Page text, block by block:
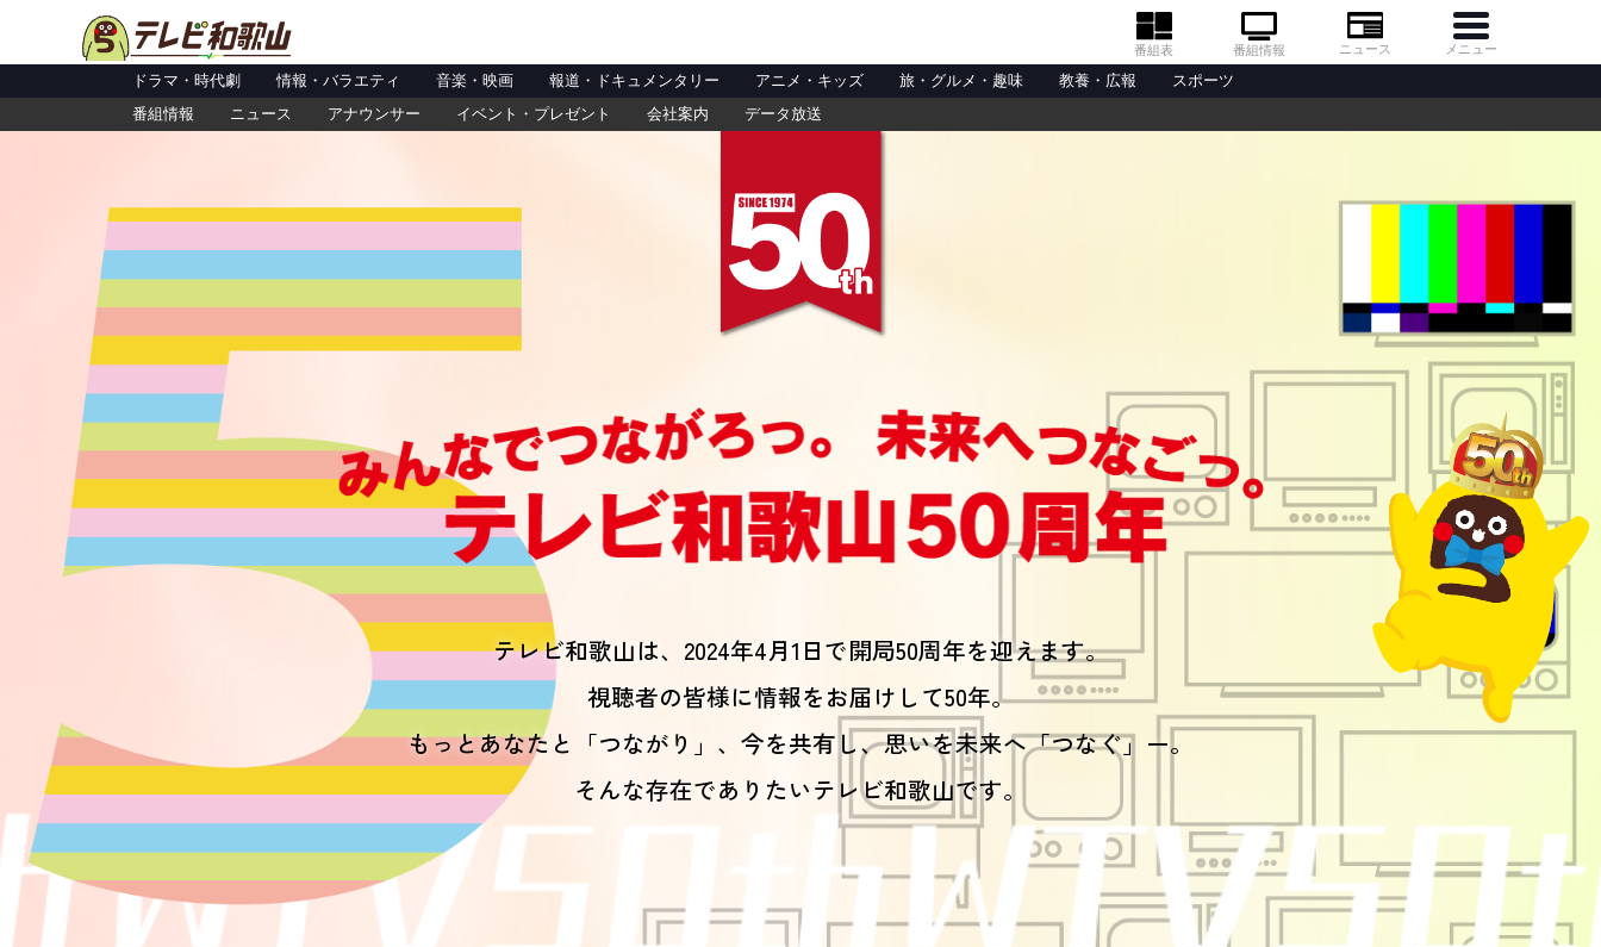
番組表 番組情報 ニュース メニュー
ドラマ・時代劇 情報・バラエティ 音楽・映画 報道・ドキュメンタリー アニメ・キッズ 旅・グルメ・趣味 教養・広報
スポーツ
番組情報
ニュース アナウンサー イベント・プレゼント 会社案内 データ放送
テレビ和歌山は、2024年4月1日で開局50周年を迎えます。
視聴者の皆様に情報をお届けして50年。
もっとあなたと「つながり」、今を共有し、思いを未来へ「つなぐ」ー。
そんな存在でありたいテレビ和歌山です。